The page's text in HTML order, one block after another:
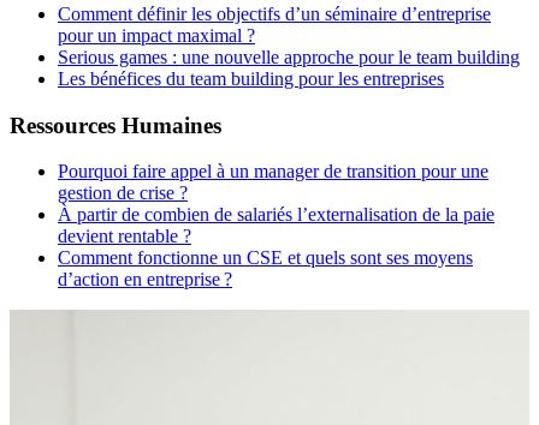
Comment définir les objectifs d’un séminaire d’entreprise
pour un impact maximal ?
Serious games : une nouvelle approche pour le team building
Les bénéfices du team building pour les entreprises
Ressources Humaines
Pourquoi faire appel à un manager de transition pour une
gestion de crise ?
À partir de combien de salariés l’externalisation de la paie
devient rentable ?
Comment fonctionne un CSE et quels sont ses moyens
d’action en entreprise ?